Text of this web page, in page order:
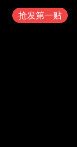
抢发第一贴